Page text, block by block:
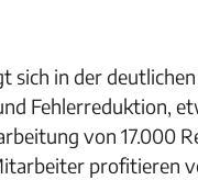
sich in der deutlichen
Fehlerreduktion,
von 17.000
profitieren